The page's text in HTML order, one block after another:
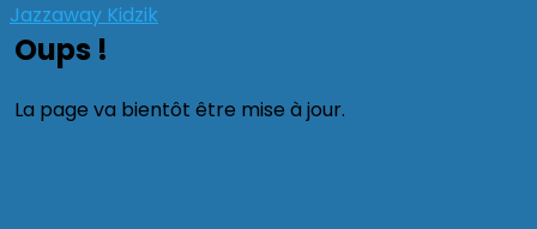
Jazzaway Kidzik
Oups !
La page va bientôt être mise à jour.